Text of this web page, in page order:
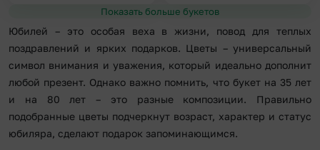
Показать больше букетов
Юбилей – это особая веха в жизни, повод для теплых
поздравлений и ярких подарков. Цветы – универсальный
символ внимания и уважения, который идеально дополнит
любой презент. Однако важно помнить, что букет на 35 лет
и на 80 лет – это разные композиции. Правильно
подобранные цветы подчеркнут возраст, характер и статус
юбиляра, сделают подарок запоминающимся.